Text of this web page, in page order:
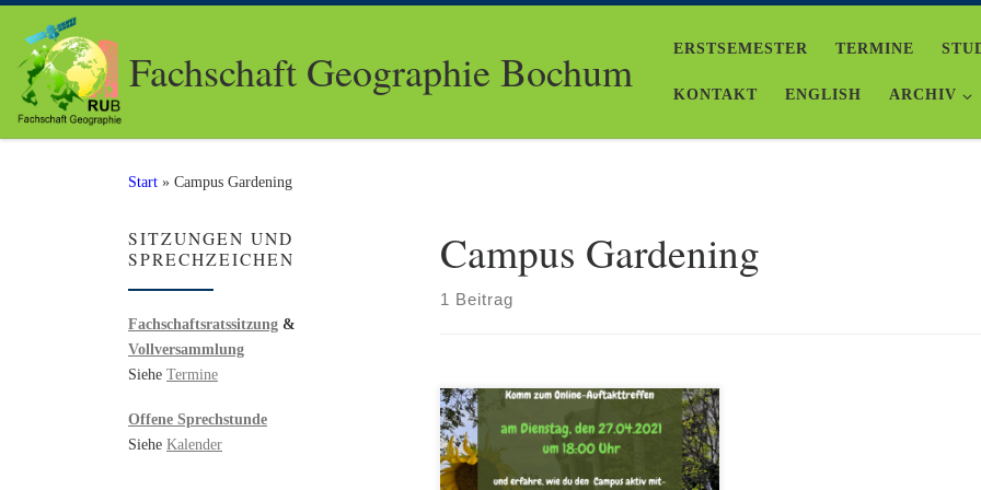
Zum Inhalt springen
Fachschaft Geographie Bochum ERSTSEMESTER TERMINE
KONTAKT ENGLISH ARCHIV
Start » Campus Gardening
Campus Gardening
1 Beitrag
Folgende Infos vom AK Urban
Gardening des Nachhaltigkeitsforums
an der RUB möchten wir gerne an
SITZUNGEN UND
SPRECHZEICHEN
Fachschaftsratssitzung &
Vollversammlung
Siehe Termine
Offene Sprechstunde
Siehe Kalender